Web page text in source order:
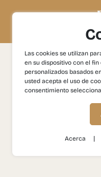
Política de
actualización de la
Las cookies se utilizan
en su dispositivo con el
personalizados basados
usted acepta el uso de
consentimiento
Acerca |